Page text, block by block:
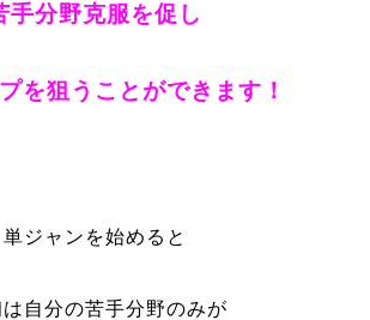
手分野克服を促し
を狙うことができます！
単ジャンを始めると
自分の苦手分野のみが